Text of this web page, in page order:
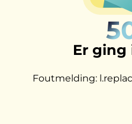
Er ging
Foutmelding: